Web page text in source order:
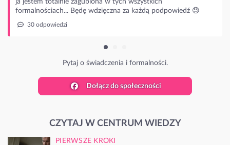
😓
Dołącz do społeczności
CZYTAJ W CENTRUM WIEDZY
PIERWSZE KROKI